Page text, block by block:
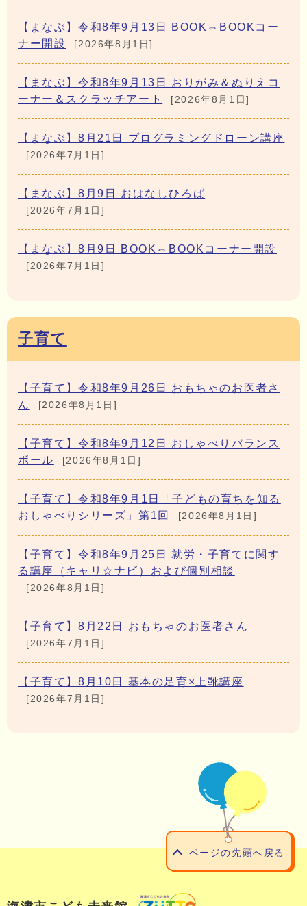
【まなぶ】令和8年9月13日 BOOK⇔BOOKコー
ナー開設
[2026年8月1日]
【まなぶ】令和8年9月13日 おりがみ＆ぬりえコ
ーナー＆スクラッチアート
[2026年8月1日]
【まなぶ】8月21日 プログラミングドローン講座
[2026年7月1日]
【まなぶ】8月9日 おはなしひろば
[2026年7月1日]
【まなぶ】8月9日 BOOK⇔BOOKコーナー開設
[2026年7月1日]
子育て
【子育て】令和8年9月26日 おもちゃのお医者さ
ん
[2026年8月1日]
【子育て】令和8年9月12日 おしゃべりバランス
ボール
[2026年8月1日]
【子育て】令和8年9月1日「子どもの育ちを知る
おしゃべりシリーズ」第1回
[2026年8月1日]
【子育て】令和8年9月25日 就労・子育てに関す
る講座（キャリ☆ナビ）および個別相談
[2026年8月1日]
【子育て】8月22日 おもちゃのお医者さん
[2026年7月1日]
【子育て】8月10日 基本の足育×上靴講座
[2026年7月1日]
ページの先頭へ戻る